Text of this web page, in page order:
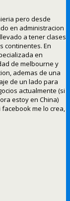
pero desde
en administracion
a tener clases
continentes. En
en
de melbourne y
ademas de una
de un lado para
actualmente (si
estoy en China)
me lo crea,